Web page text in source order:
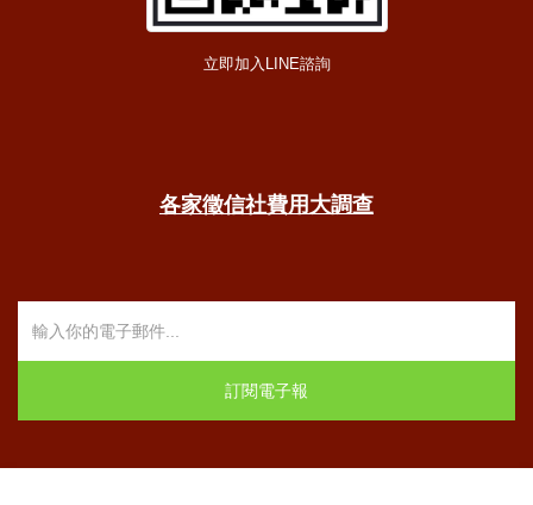
立即加入LINE諮詢
各家徵信社費用大調查